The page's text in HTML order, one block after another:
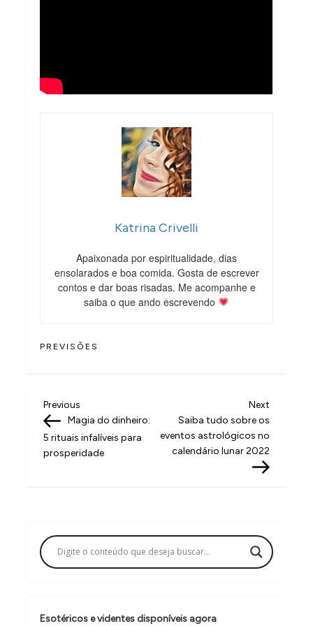
Katrina Crivelli
Apaixonada por espiritualidade, dias
ensolarados e boa comida. Gosta de escrever
contos e dar boas risadas. Me acompanhe e
saiba o que ando escrevendo
PREVISÕES
N
a
v
ç
ã
d
Previous
Post
Previous
Magia do dinheiro:
5 rituais infalíveis para
prosperidade
Next
Post
Next
Saiba tudo sobre os
eventos astrológicos no
calendário lunar 2022
Esotéricos e videntes disponíveis agora